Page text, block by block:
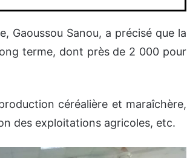
Gaoussou Sanou, a précisé que la
terme, dont près de 2 000 pour
céréalière et maraîchère,
des exploitations agricoles, etc.